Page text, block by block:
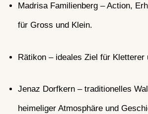
Madrisa Familienberg – Action,
für Gross und Klein.
Rätikon – ideales Ziel für Kletterer
Jenaz Dorfkern – traditionelles
heimeliger Atmosphäre und